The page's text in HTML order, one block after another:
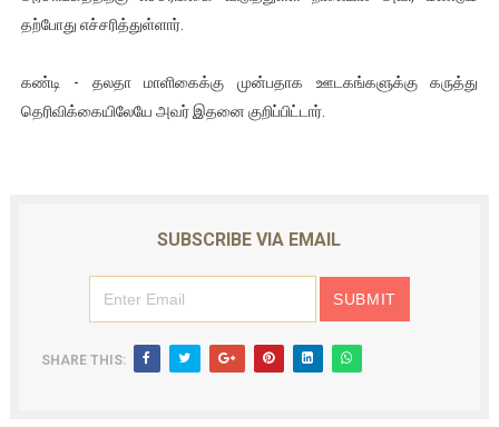
வலிமை தான் அஜித் திரைப்பயணத்திலே அதிக காலெக்ஷன் செய்த
தற்போது எச்சரித்துள்ளார்.
கண்டி - தலதா மாளிகைக்கு முன்பதாக ஊடகங்களுக்கு கருத்து
தெரிவிக்கையிலேயே அவர் இதனை குறிப்பிட்டார்.
SUBSCRIBE VIA EMAIL
SHARE THIS: